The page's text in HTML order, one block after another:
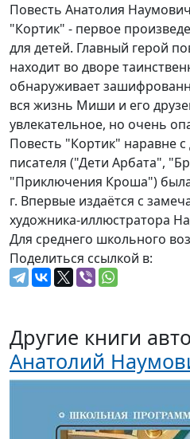
Повесть Анатолия
"Кортик" - первое
для детей. Главный герой
находит во дворе
обнаруживает
вся жизнь Миши и его
увлекательное, но очень
Повесть "Кортик" наравне
писателя ("Дети Арбата",
"Приключения Кроша")
г. Впервые издаётся с
художника-иллюстратора
Для среднего школьного
Поделиться ссылкой в:
Другие книги
Анатолий